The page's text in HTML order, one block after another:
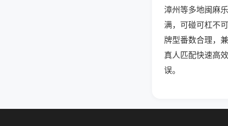
漳州等多地闽麻
满，可碰可杠不
牌型番数合理，
真人匹配快速高
误。